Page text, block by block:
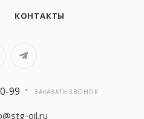
КОНТАКТЫ
99 ЗАКАЗАТЬ ЗВОНОК
oil.ru